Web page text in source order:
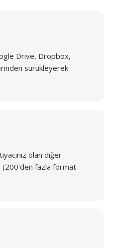
Drive, Dropbox,
sürükleyerek
olan diğer
(200'den fazla format